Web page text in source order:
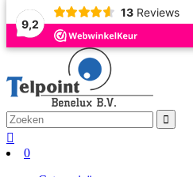
9,2
13 Reviews
0